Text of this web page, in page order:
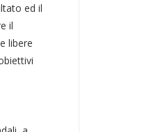
ed il
il
libere